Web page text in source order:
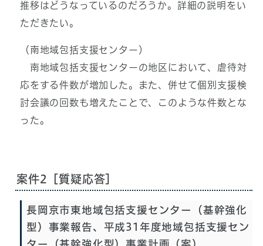
推移はどうなっているのだろうか。詳細の説明をい
ただきたい。
（南地域包括支援センター）
南地域包括支援センターの地区において、虐待対
応をする件数が増加した。また、併せて個別支援検
討会議の回数も増えたことで、このような件数とな
った。
案件2［質疑応答］
長岡京市東地域包括支援センター（基幹強化
型）事業報告、平成31年度地域包括支援セン